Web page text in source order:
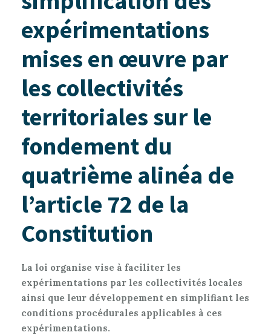
expérimentations
mises en œuvre par
les collectivités
territoriales sur le
fondement du
quatrième alinéa de
l’article 72 de la
Constitution
La loi organise vise à faciliter les
expérimentations par les collectivités locales
ainsi que leur développement en simplifiant les
conditions procédurales applicables à ces
expérimentations.